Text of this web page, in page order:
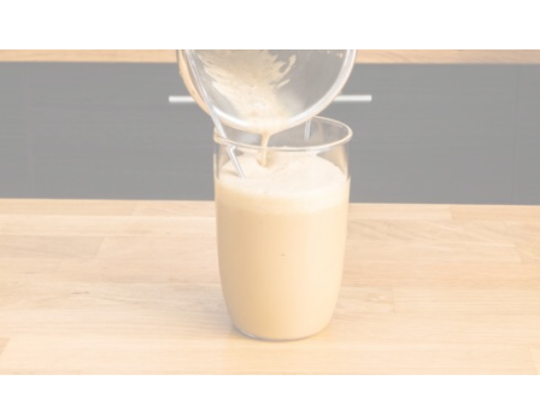
PERÙ
REPUBBLICA DOMINICANA
MALONGO E I PICCOLI PRODUTTORI
TORREFAZIONE
COLTIVAZIONE DEL CAFFÈ
LA PROVA È NEL GUSTO
ESPORTAZIONE
SERVIZIO POST-VENDITA E MANUTENZIONE